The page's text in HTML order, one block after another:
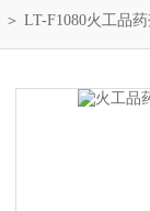
＞ LT-F1080火工品